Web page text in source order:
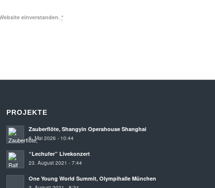
einverstanden. *
PROJEKTE
Zauberflöte, Shangyin Operahouse Shanghai
6. Mai 2026 - 10:44
“Lechufer” Livekonzert
23. August 2021 - 7:44
One Young World Summit, Olympihalle München